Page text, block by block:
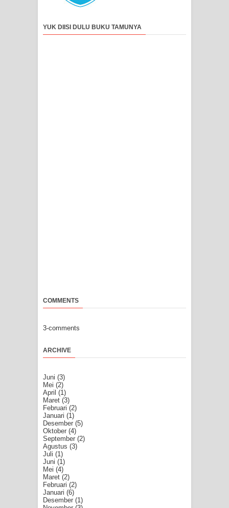
YUK DIISI DULU BUKU TAMUNYA
COMMENTS
3-comments
ARCHIVE
Juni (3)
Mei (2)
April (1)
Maret (3)
Februari (2)
Januari (1)
Desember (5)
Oktober (4)
September (2)
Agustus (3)
Juli (1)
Juni (1)
Mei (4)
Maret (2)
Februari (2)
Januari (6)
Desember (1)